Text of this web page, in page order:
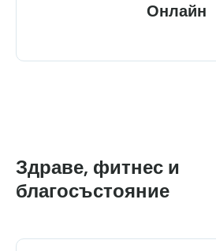
Онлайн
Здраве, фитнес и
благосъстояние